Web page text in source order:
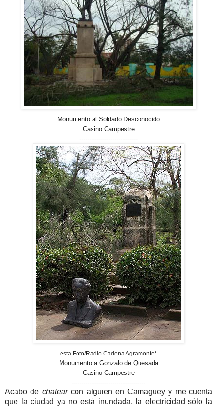
Monumento al Soldado Desconocido
Casino Campestre
------------------------------
esta Foto/Radio Cadena Agramonte*
Monumento a Gonzalo de Quesada
Casino Campestre
--------------------------------------
Acabo de chatearcon alguien en Camagüey y me cuenta
que la ciudad ya no está inundada, la electricidad sólo la